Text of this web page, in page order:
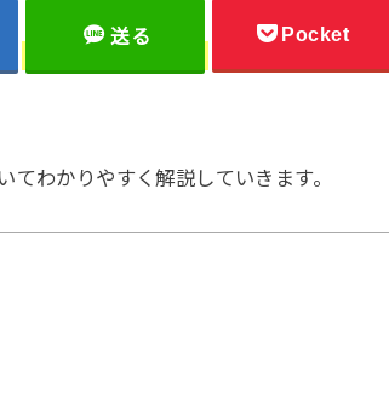
送る Pocket
てわかりやすく解説していきます。